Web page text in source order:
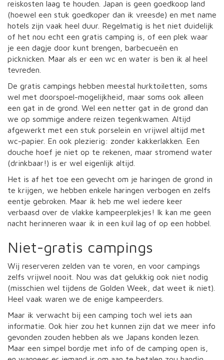
reiskosten laag te houden. Japan is geen goedkoop land
(hoewel een stuk goedkoper dan ik vreesde) en met name
hotels zijn vaak heel duur. Regelmatig is het niet duidelijk
of het nou echt een gratis camping is, of een plek waar
je een dagje door kunt brengen, barbecueën en
picknicken. Maar als er een wc en water is ben ik al heel
tevreden.
De gratis campings hebben meestal hurktoiletten, soms
wel met doorspoel-mogelijkheid, maar soms ook alleen
een gat in de grond. Wel een netter gat in de grond dan
we op sommige andere reizen tegenkwamen. Altijd
afgewerkt met een stuk porselein en vrijwel altijd met
wc-papier. En ook plezierig: zonder kakkerlakken. Een
douche hoef je niet op te rekenen, maar stromend water
(drinkbaar!) is er wel eigenlijk altijd.
Het is af het toe een gevecht om je haringen de grond in
te krijgen, we hebben enkele haringen verbogen en zelfs
eentje gebroken. Maar ik heb me wel iedere keer
verbaasd over de vlakke kampeerplekjes! Ik kan me geen
nacht herinneren waar ik in een kuil lag of op een hobbel.
Niet-gratis campings
Wij reserveren zelden van te voren, en voor campings
zelfs vrijwel nooit. Nou was dat gelukkig ook niet nodig
(misschien wel tijdens de Golden Week, dat weet ik niet).
Heel vaak waren we de enige kampeerders.
Maar ik verwacht bij een camping toch wel iets aan
informatie. Ook hier zou het kunnen zijn dat we meer info
gevonden zouden hebben als we Japans konden lezen.
Maar een simpel bordje met info of de camping open is,